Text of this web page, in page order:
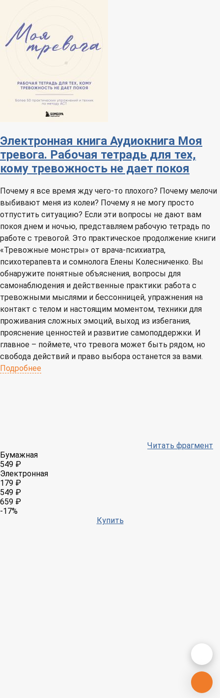
Электронная книга Аудиокнига Моя
тревога. Рабочая тетрадь для тех,
кому тревожность не дает покоя
Почему я все время жду чего-то плохого? Почему мелочи
выбивают меня из колеи? Почему я не могу просто
отпустить ситуацию? Если эти вопросы не дают вам
покоя днем и ночью, представляем рабочую тетрадь по
работе с тревогой. Это практическое продолжение книги
«Тревожные монстры» от врача-психиатра,
психотерапевта и сомнолога Елены Колесниченко. Вы
обнаружите понятные объяснения, вопросы для
самонаблюдения и действенные практики: работа с
тревожными мыслями и бессонницей, упражнения на
контакт с телом и настоящим моментом, техники для
проживания сложных эмоций, выход из избегания,
прояснение ценностей и развитие самоподдержки. И
главное – поймете, что тревога может быть рядом, но
свобода действий и право выбора останется за вами.
Подробнее
Читать фрагмент
Бумажная
549 ₽
Электронная
179 ₽
549 ₽
659 ₽
-17%
Купить